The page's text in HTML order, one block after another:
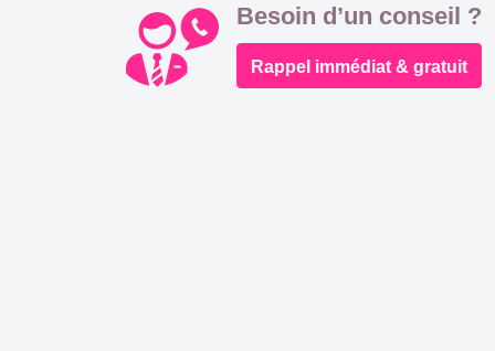
Besoin d’un conseil ?
Rappel immédiat & gratuit